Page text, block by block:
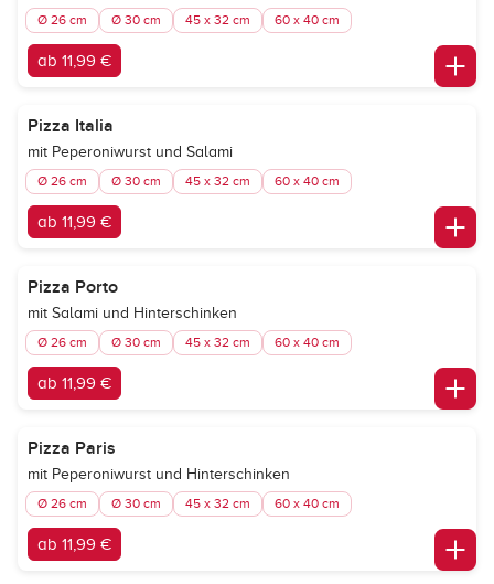
Ø 26 cm Ø 30 cm 45 x 32 cm 60 x 40 cm
ab 11,99 €
Pizza Italia
mit Peperoniwurst und Salami
Ø 26 cm Ø 30 cm 45 x 32 cm 60 x 40 cm
ab 11,99 €
Pizza Porto
mit Salami und Hinterschinken
Ø 26 cm Ø 30 cm 45 x 32 cm 60 x 40 cm
ab 11,99 €
Pizza Paris
mit Peperoniwurst und Hinterschinken
Ø 26 cm Ø 30 cm 45 x 32 cm 60 x 40 cm
ab 11,99 €